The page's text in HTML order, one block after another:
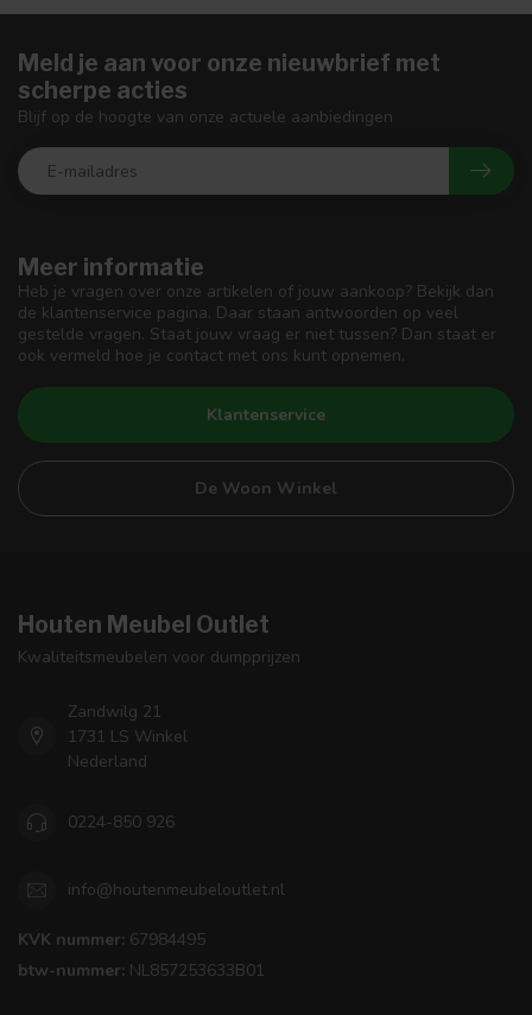
Meer informatie
Heb je vragen over onze artikelen of jouw aankoop? Bekijk dan
de klantenservice pagina. Daar staan antwoorden op veel
gestelde vragen. Staat jouw vraag er niet tussen? Dan staat er
ook vermeld hoe je contact met ons kunt opnemen.
Klantenservice
De Woon Winkel
Meld je aan voor onze nieuwbrief met
scherpe acties
Blijf op de hoogte van onze actuele aanbiedingen
Houten Meubel Outlet
Kwaliteitsmeubelen voor dumpprijzen
Zandwilg 21
1731 LS Winkel
Nederland
0224-850 926
info@houtenmeubeloutlet.nl
KVK nummer: 67984495
btw-nummer: NL857253633B01